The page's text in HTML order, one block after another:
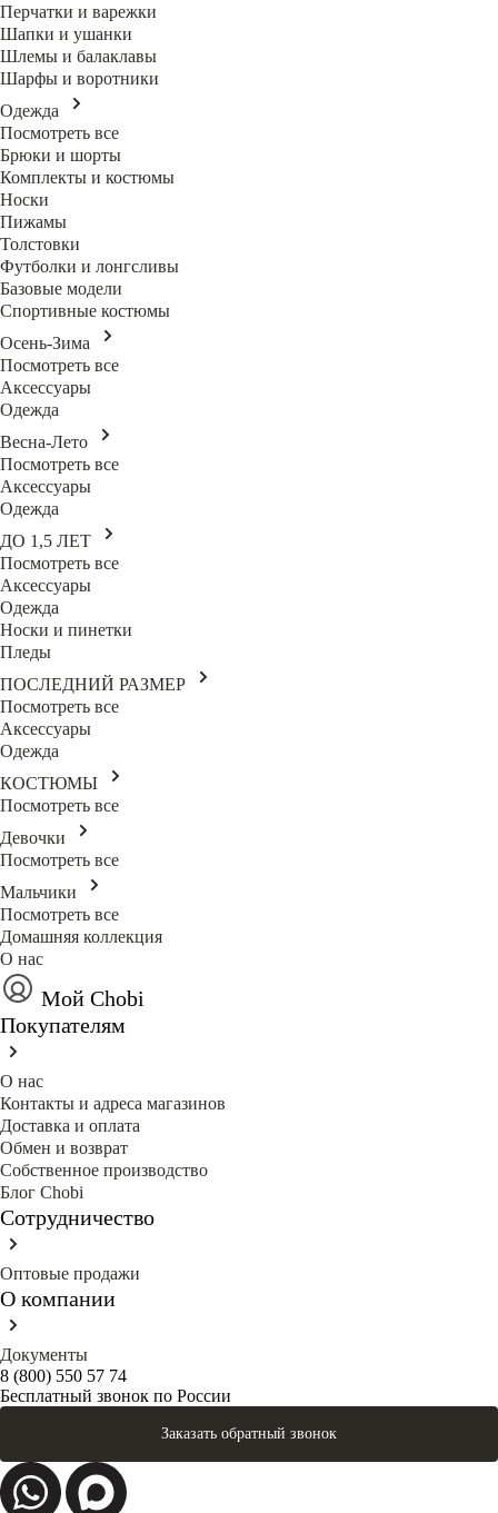
Перчатки и варежки
Шапки и ушанки
Шлемы и балаклавы
Шарфы и воротники
Одежда
Посмотреть все
Брюки и шорты
Комплекты и костюмы
Носки
Пижамы
Толстовки
Футболки и лонгсливы
Базовые модели
Спортивные костюмы
Осень-Зима
Посмотреть все
Аксессуары
Одежда
Весна-Лето
Посмотреть все
Аксессуары
Одежда
ДО 1,5 ЛЕТ
Посмотреть все
Аксессуары
Одежда
Носки и пинетки
Пледы
ПОСЛЕДНИЙ РАЗМЕР
Посмотреть все
Аксессуары
Одежда
КОСТЮМЫ
Посмотреть все
Девочки
Посмотреть все
Мальчики
Посмотреть все
Домашняя коллекция
О нас
Мой Chobi
Покупателям
О нас
Контакты и адреса магазинов
Доставка и оплата
Обмен и возврат
Собственное производство
Блог Сhobi
Сотрудничество
Оптовые продажи
О компании
Документы
8 (800) 550 57 74
Бесплатный звонок по России
Заказать обратный звонок